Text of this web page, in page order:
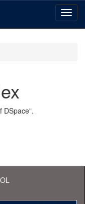
DSpace".